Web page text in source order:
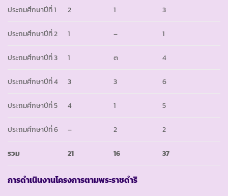
ประถมศึกษาปีที่ 1 2 1 3
ประถมศึกษาปีที่ 2 1 – 1
ประถมศึกษาปีที่ 3 1 ๓ 4
ประถมศึกษาปีที่ 4 3 3 6
ประถมศึกษาปีที่ 5 4 1 5
ประถมศึกษาปีที่ 6 – 2 2
รวม 21 16 37
การดำเนินงานโครงการตามพระราชดำริ